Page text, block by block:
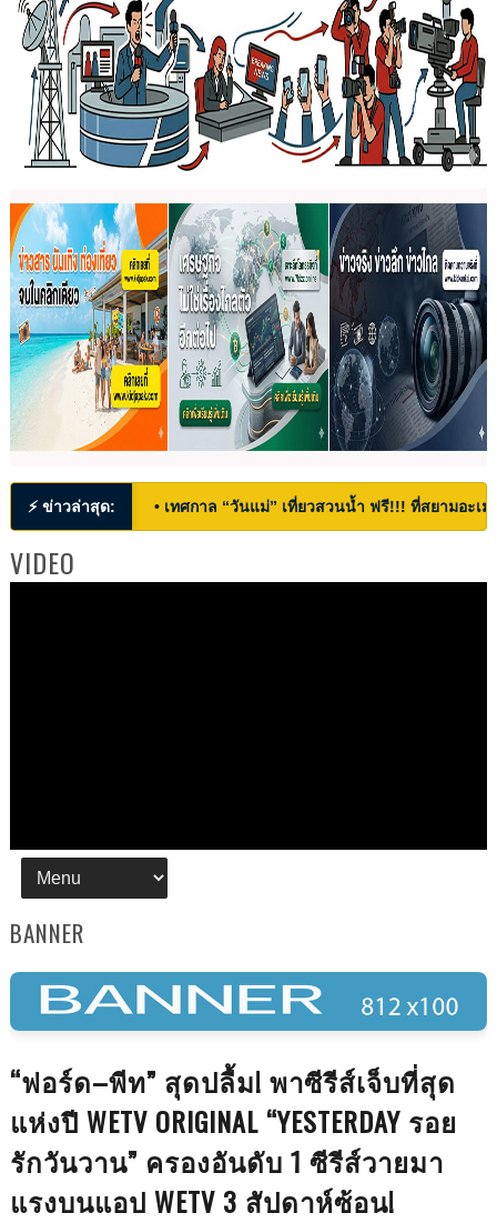
⚡ ข่าวล่าสุด: • เทศกาล “วันแม่” เที่ยวสวนน้ำ ฟรี!!! ที่สยามอะ
VIDEO
BANNER
“ฟอร์ด–พีท” สุดปลื้ม! พาซีรีส์เจ็บที่สุด
แห่งปี WETV ORIGINAL “YESTERDAY รอย
รักวันวาน” ครองอันดับ 1 ซีรีส์วายมา
แรงบนแอป WETV 3 สัปดาห์ซ้อน!